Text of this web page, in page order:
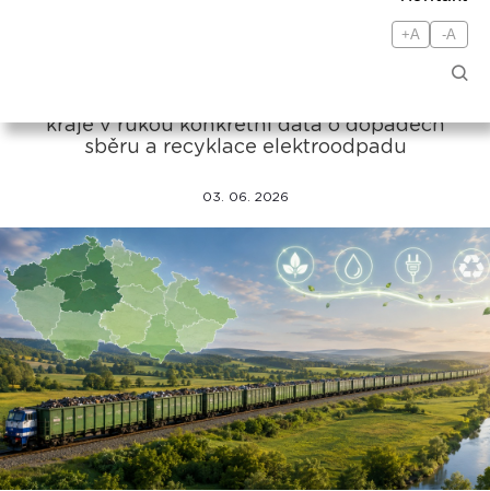
+A -A
kraje v rukou konkrétní data o dopadech
sběru a recyklace elektroodpadu
03. 06. 2026